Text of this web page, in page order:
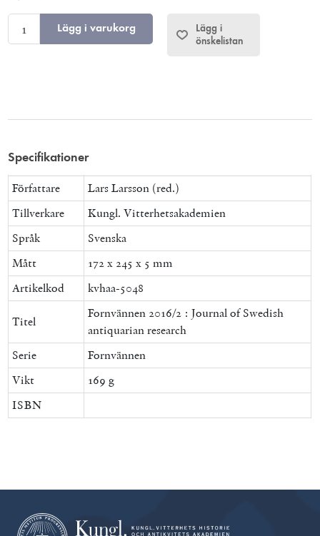
Lägg i varukorg
Lägg i
önskelistan
Specifikationer
Författare
Lars Larsson (red.)
Tillverkare
Kungl. Vitterhetsakademien
Språk
Svenska
Mått
172 x 245 x 5 mm
Artikelkod
kvhaa-5048
Titel
Fornvännen 2016/2 : Journal of Swedish
antiquarian research
Serie
Fornvännen
Vikt
169 g
ISBN